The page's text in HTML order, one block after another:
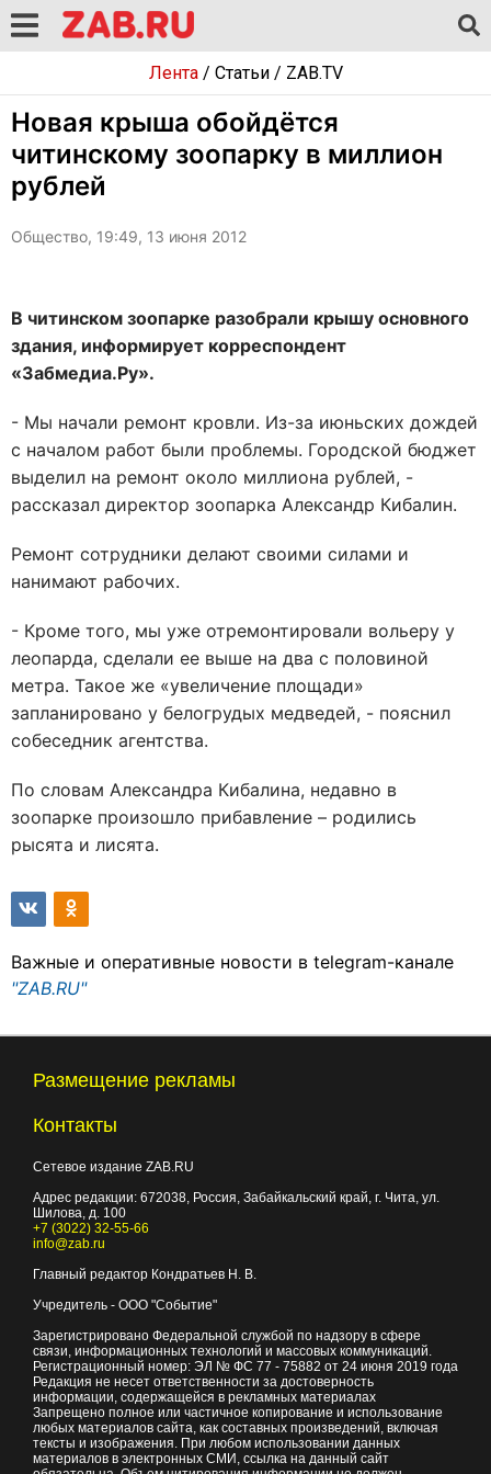
Лента/ Статьи/ ZAB.TV
Новая крыша обойдётся
читинскому зоопарку в миллион
рублей
Общество, 19:49, 13 июня 2012
В читинском зоопарке разобрали крышу основного
здания, информирует корреспондент
«Забмедиа.Ру».
- Мы начали ремонт кровли. Из-за июньских дождей
с началом работ были проблемы. Городской бюджет
выделил на ремонт около миллиона рублей, -
рассказал директор зоопарка Александр Кибалин.
Ремонт сотрудники делают своими силами и
нанимают рабочих.
- Кроме того, мы уже отремонтировали вольеру у
леопарда, сделали ее выше на два с половиной
метра. Такое же «увеличение площади»
запланировано у белогрудых медведей, - пояснил
собеседник агентства.
По словам Александра Кибалина, недавно в
зоопарке произошло прибавление – родились
рысята и лисята.
Важные и оперативные новости в telegram-канале
"ZAB.RU"
Размещение рекламы
Контакты
Сетевое издание ZAB.RU
Адрес редакции: 672038, Россия, Забайкальский край, г. Чита, ул.
Шилова, д. 100
+7 (3022) 32-55-66
info@zab.ru
Главный редактор Кондратьев Н. В.
Учредитель - ООО "Событие"
Зарегистрировано Федеральной службой по надзору в сфере
связи, информационных технологий и массовых коммуникаций.
Регистрационный номер: ЭЛ № ФС 77 - 75882 от 24 июня 2019 года
Редакция не несет ответственности за достоверность
информации, содержащейся в рекламных материалах
Запрещено полное или частичное копирование и использование
любых материалов сайта, как составных произведений, включая
тексты и изображения. При любом использовании данных
материалов в электронных СМИ, ссылка на данный сайт